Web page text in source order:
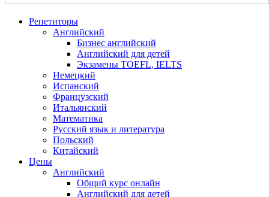
Репетиторы
Английский
Бизнес английский
Английский для детей
Экзамены TOEFL, IELTS
Немецкий
Испанский
Французский
Итальянский
Математика
Русский язык и литература
Польский
Китайский
Цены
Английский
Общий курс онлайн
Английский для детей